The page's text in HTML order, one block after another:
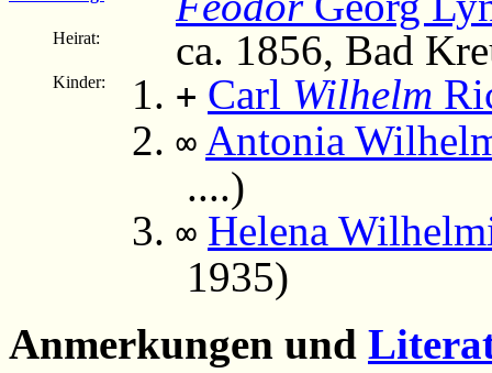
Heirat: ca. 1856, Bad
Kinder: + Carl Wilhelm
∞ Antonia
....)
∞ Helena
1935)
Anmerkungen und